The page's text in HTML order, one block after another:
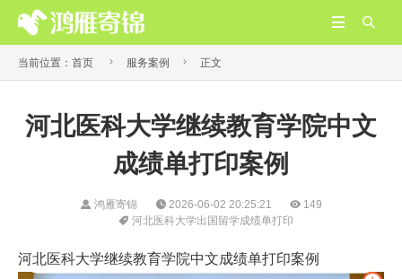


当前位置： 首页  服务案例  正文
河北医科大学继续教育学院中文
成绩单打印案例
鸿雁寄锦 2026-06-02 20:25:21
149
河北医科大学出国留学成绩单打印
河北医科大学继续教育学院中文成绩单打印案例